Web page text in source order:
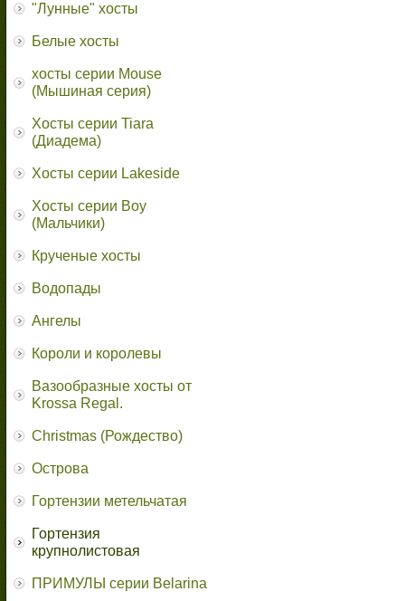
"Лунные" хосты
Белые хосты
хосты серии Mouse
(Мышиная серия)
Хосты серии Tiara
(Диадема)
Хосты серии Lakeside
Хосты серии Boy
(Мальчики)
Крученые хосты
Водопады
Ангелы
Короли и королевы
Вазообразные хосты от
Krossa Regal.
Christmas (Рождество)
Острова
Гортензии метельчатая
Гортензия
крупнолистовая
ПРИМУЛЫ серии Belarina